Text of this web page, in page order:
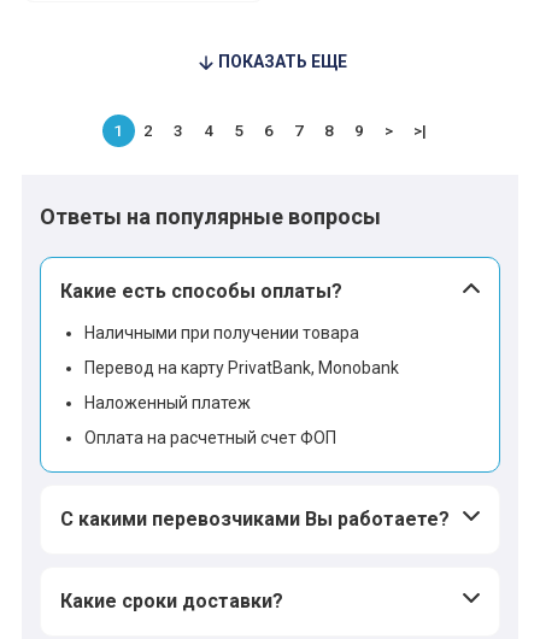
ПОКАЗАТЬ ЕЩЕ
1 2 3 4 5 6 7 8 9 > >|
Ответы на популярные вопросы
Какие есть способы оплаты?
Наличными при получении товара
Перевод на карту PrivatBank, Monobank
Наложенный платеж
Оплата на расчетный счет ФОП
С какими перевозчиками Вы работаете?
Какие сроки доставки?